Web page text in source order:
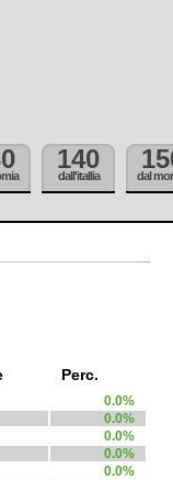
140
dall'itallia dal
Perc.
0.0%
0.0%
0.0%
0.0%
0.0%